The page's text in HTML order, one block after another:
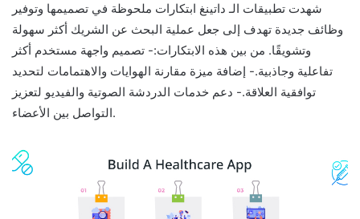
شهدت تطبيقات الـ داتينغ ابتكارات ملحوظة في تصميمها وتوفير
وظائف جديدة تهدف إلى جعل عملية البحث عن الشريك أكثر سهولة
وتشويقًا. من بين هذه الابتكارات:- تصميم واجهة مستخدم أكثر
تفاعلية وجاذبية.- إضافة ميزة مقارنة الهوايات والاهتمامات لتحديد
توافقية العلاقة.- دعم خدمات الدردشة الصوتية والفيديو لتعزيز
التواصل بين الأعضاء.